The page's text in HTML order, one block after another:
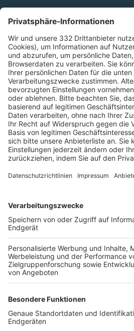
Kontakt
HÄUFIG BESUCHTE SEITEN
Pässe und Vereinswechsel
Trainerausbildung
Schulungsangebot Vereinsmitarbeiter
BFV-Geschäftsstellen
Trainerbörse
Login SpielPlus
FOLGE DEM BFV
TOP-VEREINE
TOP-PARTNER